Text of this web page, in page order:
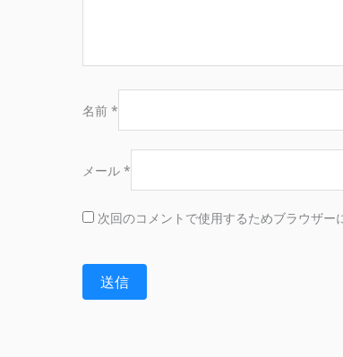
名前 *
メール *
次回のコメントで使用するためブラウザー